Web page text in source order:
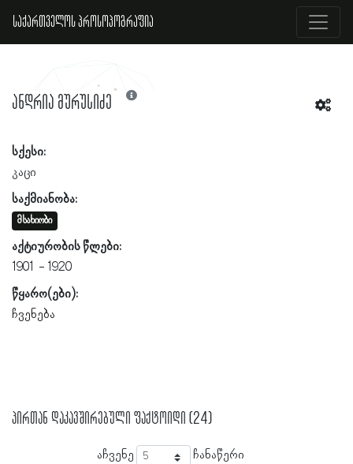
საქართველოს პროსოპოგრაფია
ანდრია მურუსიძე
სქესი:
კაცი
საქმიანობა:
მსახიობი
აქტიურობის წლები:
1901
1920
წყარო(ები):
ჩვენება
პირთან დაკავშირებული ფაქტოიდი (24)
აჩვენე ჩანაწერი